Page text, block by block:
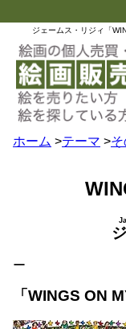
ジェームス・リジィ「
ホーム >テーマ >
ー
「WINGS ON